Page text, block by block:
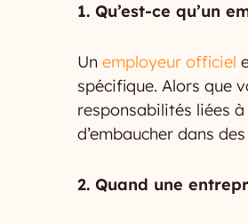
1. Qu’est-ce qu’un
Un employeur officiel
spécifique. Alors que
responsabilités liées
d’embaucher dans
2. Quand une